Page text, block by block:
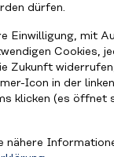
dürfen.
Einwilligung, mit
Cookies,
Zukunft
Icon in der
klicken (es öffnet
nähere